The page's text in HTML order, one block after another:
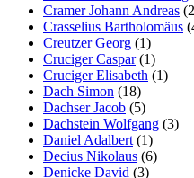
Cramer Johann Andreas
Crasselius Bartholomäus
Creutzer Georg (1)
Cruciger Caspar(1)
Cruciger Elisabeth (1)
Dach Simon (18)
Dachser Jacob (5)
Dachstein Wolfgang (3)
Daniel Adalbert (1)
Decius Nikolaus (6)
Denicke David (3)